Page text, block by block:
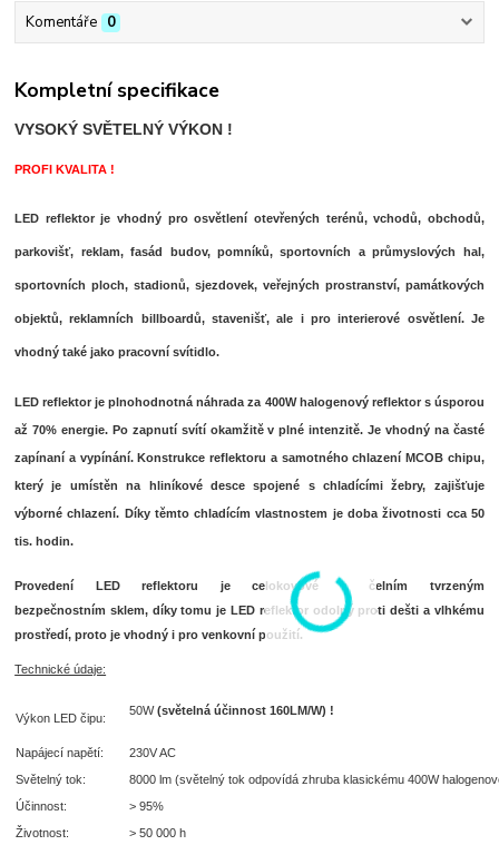
Komentáře 0
Kompletní specifikace
VYSOKÝ SVĚTELNÝ VÝKON !
PROFI KVALITA !
LED reflektor je vhodný pro osvětlení otevřených terénů, vchodů, obchodů,
parkovišť, reklam, fasád budov, pomníků, sportovních a průmyslových hal,
sportovních ploch, stadionů, sjezdovek, veřejných prostranství, památkových
objektů, reklamních billboardů, stavenišť, ale i pro interierové osvětlení. Je
vhodný také jako pracovní svítidlo.
LED reflektor je plnohodnotná náhrada za 400W halogenový reflektor s úsporou
až 70% energie. Po zapnutí svítí okamžitě v plné intenzitě. Je vhodný na časté
zapínaní a vypínání. Konstrukce reflektoru a samotného chlazení MCOB chipu,
který je umístěn na hliníkové desce spojené s chladícími žebry, zajišťuje
výborné chlazení. Díky těmto chladícím vlastnostem je doba životnosti cca 50
tis. hodin.
Provedení LED reflektoru je celokovové s čelním tvrzeným
bezpečnostním sklem, díky tomu je LED reflektor odolný proti dešti a vlhkému
prostředí, proto je vhodný i pro venkovní použití.
Technické údaje:
Výkon LED čipu:
50W(světelná účinnost 160LM/W) !
Napájecí napětí:
230V AC
Světelný tok:
8000 lm (světelný tok odpovídá zhruba klasickému 400W
Účinnost:
> 95%
Životnost:
> 50 000 h